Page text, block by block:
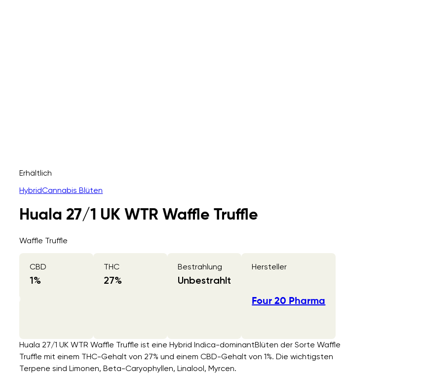
Erhältlich
HybridCannabis Blüten
Huala 27/1 UK WTR Waffle Truffle
Waffle Truffle
CBD
1%
THC
27%
Bestrahlung
Unbestrahlt
Hersteller
Four 20 Pharma
Huala 27/1 UK WTR Waffle Truffle ist eine Hybrid Indica-dominantBlüten der Sorte Waffle
Truffle mit einem THC-Gehalt von 27% und einem CBD-Gehalt von 1%. Die wichtigsten
Terpene sind Limonen, Beta-Caryophyllen, Linalool, Myrcen.